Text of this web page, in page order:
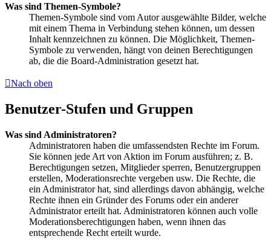
Was sind Themen-Symbole?
Themen-Symbole sind vom Autor ausgewählte Bilder, welche
mit einem Thema in Verbindung stehen können, um dessen
Inhalt kennzeichnen zu können. Die Möglichkeit, Themen-
Symbole zu verwenden, hängt von deinen Berechtigungen
ab, die die Board-Administration gesetzt hat.
Nach oben
Benutzer-Stufen und Gruppen
Was sind Administratoren?
Administratoren haben die umfassendsten Rechte im Forum.
Sie können jede Art von Aktion im Forum ausführen; z. B.
Berechtigungen setzen, Mitglieder sperren, Benutzergruppen
erstellen, Moderationsrechte vergeben usw. Die Rechte, die
ein Administrator hat, sind allerdings davon abhängig, welche
Rechte ihnen ein Gründer des Forums oder ein anderer
Administrator erteilt hat. Administratoren können auch volle
Moderationsberechtigungen haben, wenn ihnen das
entsprechende Recht erteilt wurde.